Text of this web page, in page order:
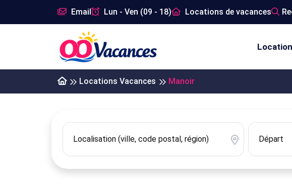
Email Lun - Ven (09 - 18) Locations de vacances
Locations Vacances Manoir